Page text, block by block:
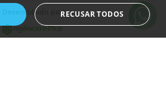
Desenvolvido porRECUSAR TODOS